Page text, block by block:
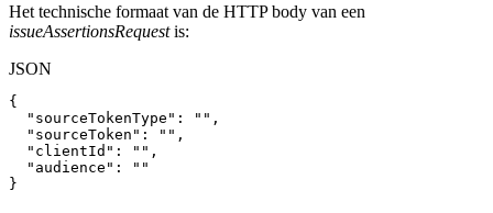
Het technische formaat van de HTTP body van een
issueAssertionsRequestis:
JSON
{
"sourceTokenType" : "" ,
"sourceToken" : "" ,
"clientId" : "" ,
"audience" :
""
}